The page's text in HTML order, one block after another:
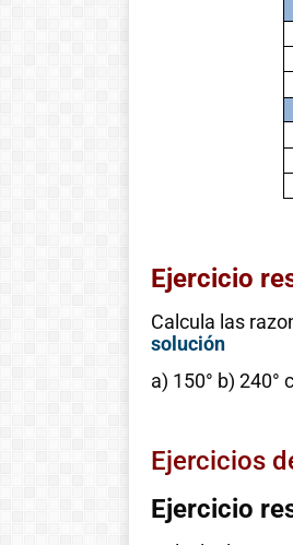
Ejercicio
Calcula las
solución
a) 150° b) 240°
Ejercicios
Ejercicio